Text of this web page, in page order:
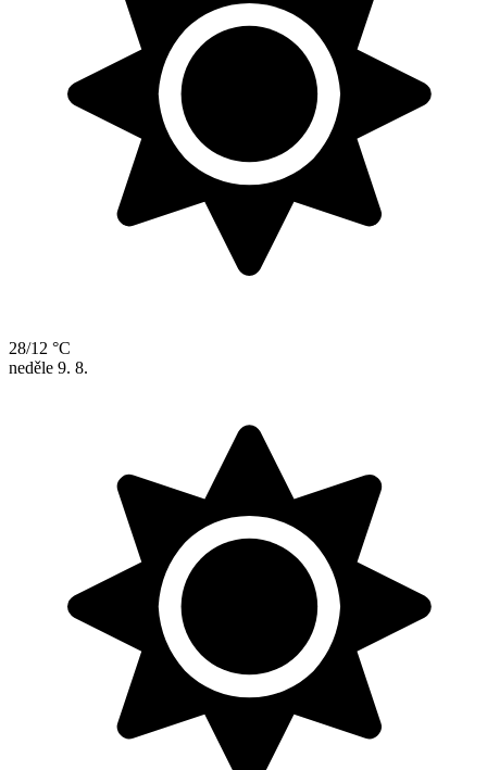
28/12 °C
neděle 9. 8.